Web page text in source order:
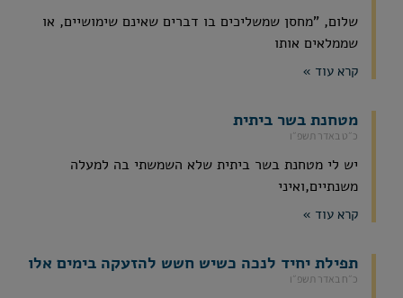
שלום, "מחסן שמשליכים בו דברים שאינם שימושיים, או
שממלאים אותו
קרא עוד »
מטחנת בשר ביתית
כ״ט באדר תשפ״ו
יש לי מטחנת בשר ביתית שלא השמשתי בה למעלה
משנתיים,ואיני
קרא עוד »
תפילת יחיד לנכה כשיש חשש להזעקה בימים אלו
כ״ח באדר תשפ״ו